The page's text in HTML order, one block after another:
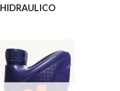
HIDRAULICO